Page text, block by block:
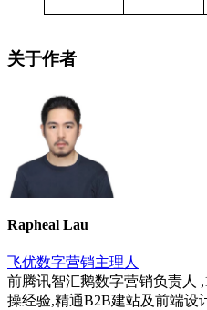
关于作者
Rapheal Lau
飞优数字营销主理人
前腾讯智汇鹅数字营销负责人
操经验,精通B2B建站及前端设